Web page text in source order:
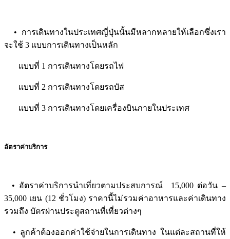
• การเดินทางในประเทศญี่ปุ่นนั้นมีหลากหลายให้เลือกซึ่งเรา
จะใช้ 3 เเบบการเดินทางเป็นหลัก
เเบบที่ 1 การเดินทางโดยรถไฟ
เเบบที่ 2 การเดินทางโดยรถบัส
เเบบที่ 3 การเดินทางโดยเครื่องบินภายในประเทศ
อัตราค่าบริการ
• อัตราค่าบริการนำเที่ยวตามประสบการณ์ 15,000 ต่อวัน –
35,000 เยน (12 ชั่วโมง) ราคานี้ไม่รวมค่าอาหารและค่าเดินทาง
รวมถึง บัตรผ่านประตูสถานที่เที่ยวต่างๆ
• ลูกค้าต้องออกค่าใช้จ่ายในการเดินทาง ในแต่ละสถานที่ให้